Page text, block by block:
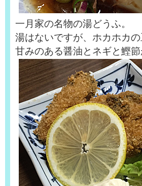
一月家の名物の湯どうふ。
湯はないですが、ホカホカの
甘みのある醤油とネギと鰹